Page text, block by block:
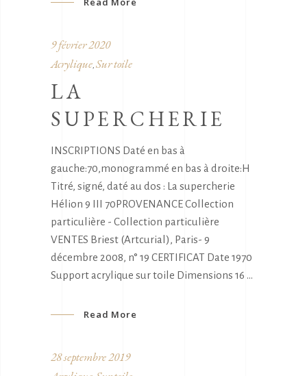
9 février 2020
Acrylique, Sur toile
LA
SUPERCHERIE
INSCRIPTIONS Daté en bas à
gauche:70,monogrammé en bas à droite:H
Titré, signé, daté au dos : La supercherie
Hélion 9 III 70PROVENANCE Collection
particulière - Collection particulière
VENTES Briest (Artcurial), Paris- 9
décembre 2008, n° 19 CERTIFICAT Date 1970
Support acrylique sur toile Dimensions 16
Read More
28 septembre 2019